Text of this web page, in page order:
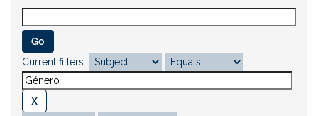
Current filters: